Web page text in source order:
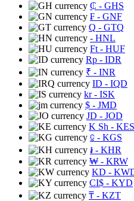
₵ - GHS
₣ - GNF
Q - GTQ
- HNL
Ft - HUF
Rp - IDR
₹ - INR
ID - IQD
kr- ISK
$ - JMD
JD - JOD
K Sh - KES
⃀ - KGS
៛ - KHR
₩ - KRW
KD -
CI$ - KYD
₸ - KZT